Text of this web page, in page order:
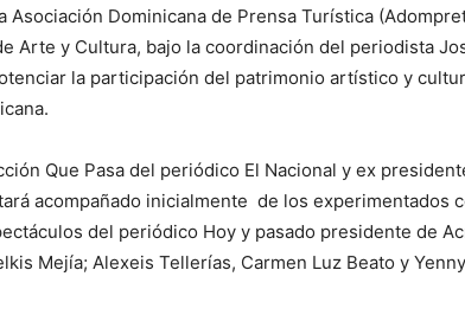
Asociación Dominicana de Prensa Turística
Arte y Cultura, bajo la coordinación del periodista
la participación del patrimonio artístico y
Que Pasa del periódico El Nacional y ex
acompañado inicialmente de los experimentados
del periódico Hoy y pasado presidente de
Mejía; Alexeis Tellerías, Carmen Luz Beato y